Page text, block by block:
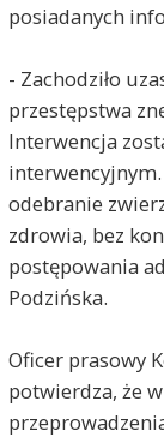
posiadanych
- Zachodziło
przestępstwa
Interwencja
odebranie
zdrowia, bez
postępowania
Podzińska.
Oficer prasowy
potwierdza, że